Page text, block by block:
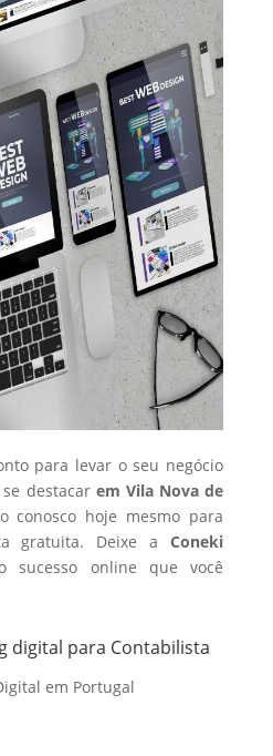
para levar o seu negócio
destacar em Vila Nova de
conosco hoje mesmo para
gratuita. Deixe aConeki
sucesso online que você
digital para Contabilista
em Portugal